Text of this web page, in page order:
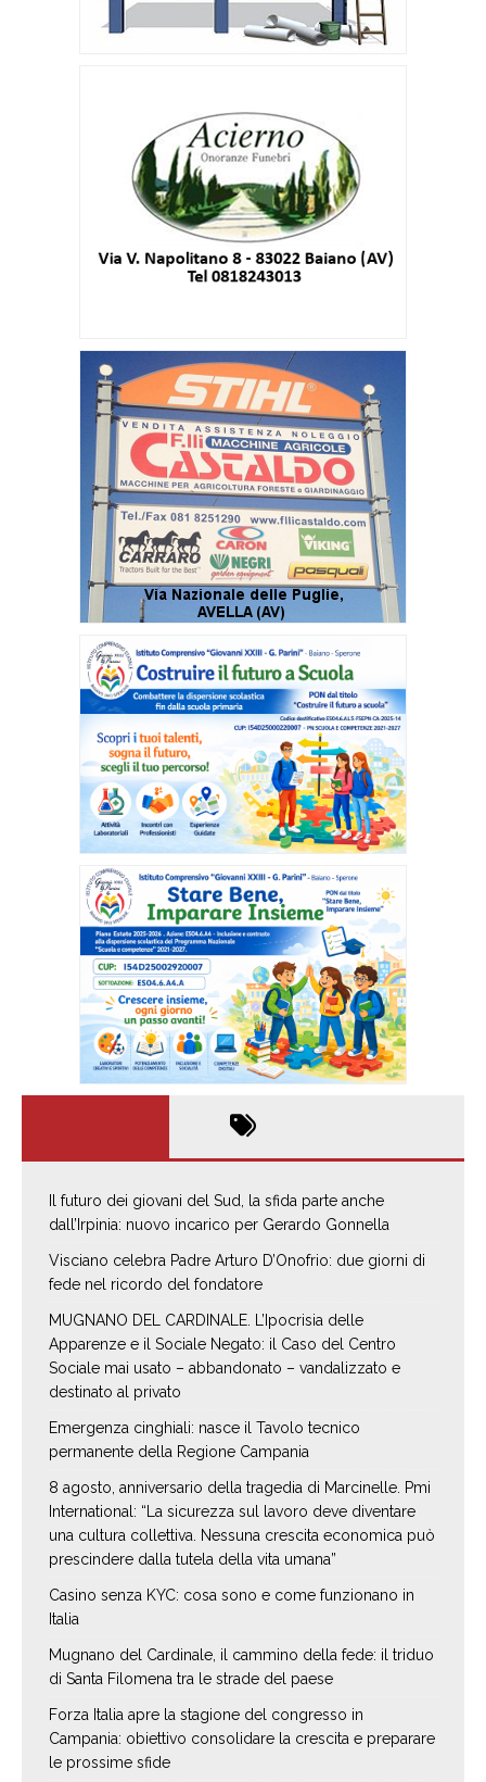
Il futuro dei giovani del Sud, la sfida parte anche
dall’Irpinia: nuovo incarico per Gerardo Gonnella
Visciano celebra Padre Arturo D’Onofrio: due giorni di
fede nel ricordo del fondatore
MUGNANO DEL CARDINALE. L’Ipocrisia delle
Apparenze e il Sociale Negato: il Caso del Centro
Sociale mai usato – abbandonato – vandalizzato e
destinato al privato
Emergenza cinghiali: nasce il Tavolo tecnico
permanente della Regione Campania
8 agosto, anniversario della tragedia di Marcinelle. Pmi
International: “La sicurezza sul lavoro deve diventare
una cultura collettiva. Nessuna crescita economica può
prescindere dalla tutela della vita umana”
Casino senza KYC: cosa sono e come funzionano in
Italia
Mugnano del Cardinale, il cammino della fede: il triduo
di Santa Filomena tra le strade del paese
Forza Italia apre la stagione del congresso in
Campania: obiettivo consolidare la crescita e preparare
le prossime sfide